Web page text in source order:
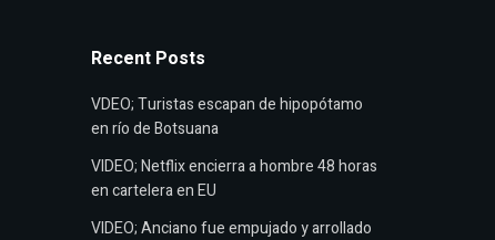
VDEO; Turistas escapan de hipopótamo
VIDEO; Netflix encierra a hombre 48 horas
VIDEO; Anciano fue empujado y arrollado